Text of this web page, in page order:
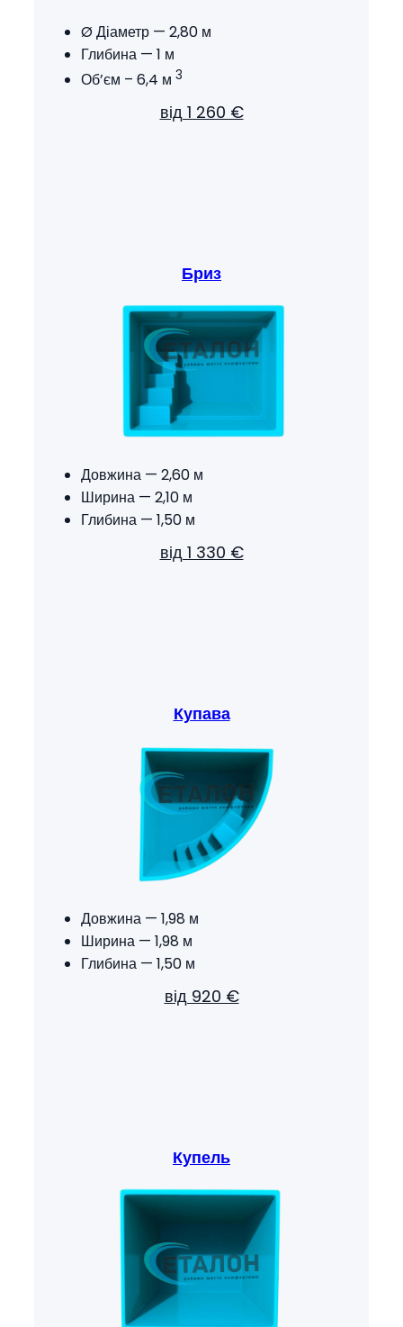
Ø Діаметр — 2,80 м
Глибина — 1 м
Об’єм – 6,4 м 3
від 1 260 €
Бриз
Довжина — 2,60 м
Ширина — 2,10 м
Глибина — 1,50 м
від 1 330 €
Купава
Довжина — 1,98 м
Ширина — 1,98 м
Глибина — 1,50 м
від 920 €
Купель